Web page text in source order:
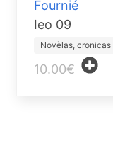
Fournié
Ieo 09
Novèlas, cronicas
10.00€